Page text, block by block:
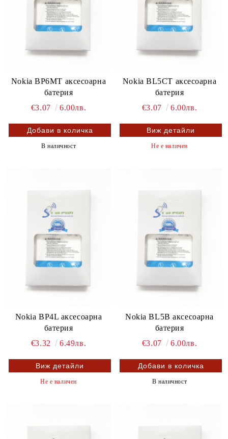
Nokia BP6MT аксесоарна
батерия
€3.07
6.00лв.
В наличност
Nokia BL5CT аксесоарна
батерия
€3.07
6.00лв.
Виж детайли
Не е наличен
Nokia BP4L аксесоарна
батерия
€3.32
6.49лв.
Виж детайли
Не е наличен
Nokia BL5B аксесоарна
батерия
€3.07
6.00лв.
В наличност